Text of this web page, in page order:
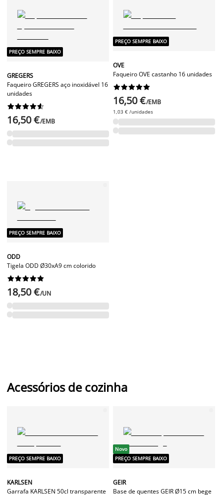
PREÇO SEMPRE BAIXO
GREGERS
Faqueiro GREGERS aço inoxidável 16
unidades






16,50 €/EMB
PREÇO SEMPRE BAIXO
OVE
Faqueiro OVE castanho 16 unidades






16,50 €/EMB
1,03 € /unidades
PREÇO SEMPRE BAIXO
ODD
Tigela ODD Ø30xA9 cm colorido






18,50 €/UN
Acessórios de cozinha
PREÇO SEMPRE BAIXO
KARLSEN
Garrafa KARLSEN 50cl transparente
Novo
PREÇO SEMPRE BAIXO
GEIR
Base de quentes GEIR Ø15 cm bege